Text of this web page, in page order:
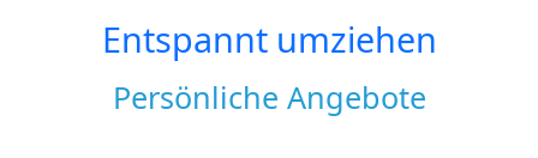
Entspannt umziehen
Persönliche Angebote